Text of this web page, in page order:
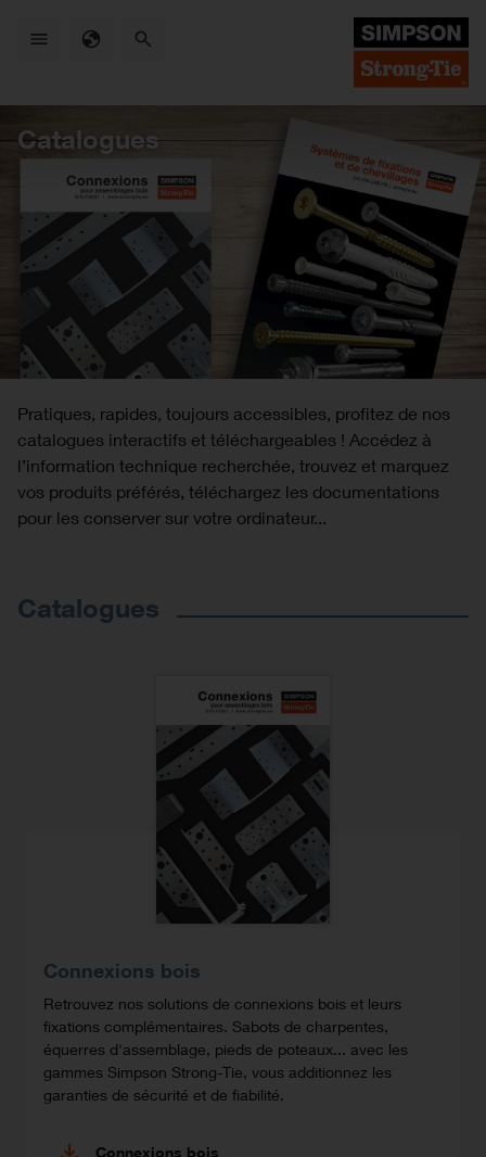
Catalogues
Pratiques, rapides, toujours accessibles, profitez de nos
catalogues interactifs et téléchargeables ! Accédez à
l’information technique recherchée, trouvez et marquez
vos produits préférés, téléchargez les documentations
pour les conserver sur votre ordinateur...
Catalogues
Connexions bois
Retrouvez nos solutions de connexions bois et leurs
fixations complémentaires. Sabots de charpentes,
équerres d'assemblage, pieds de poteaux... avec les
gammes Simpson Strong-Tie, vous additionnez les
garanties de sécurité et de fiabilité.
Connexions bois